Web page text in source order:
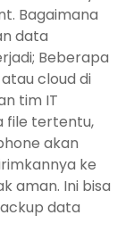
Bagaimana
data
Beberapa
cloud di
tim IT
file tertentu,
akan
ke
aman. Ini bisa
data